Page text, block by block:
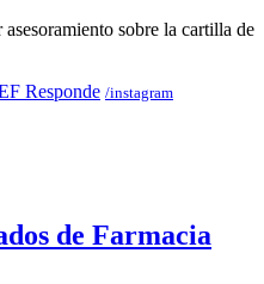
sobre la cartilla de
Responde /instagram
de Farmacia